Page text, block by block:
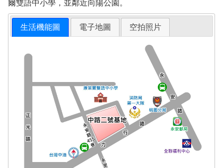
爾雙語中小學，並鄰近向陽公園。
生活機能圖 電子地圖 空拍照片